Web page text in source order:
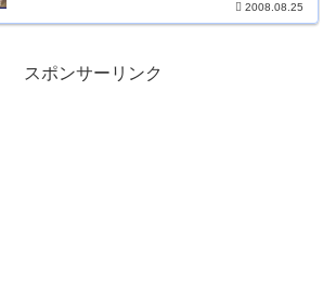
2008.08.25
スポンサーリンク